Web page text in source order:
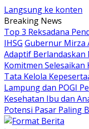
Langsung ke konten
Breaking News
Top 3 Reksadana
IHSG Gubernur Mirza
Adaptif Berlandaskan
Komitmen Selesaikan
Tata Kelola
Lampung dan POGI
Kesehatan Ibu dan
Potensi Pasar Paling